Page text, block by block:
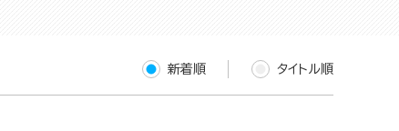
新着順 タイトル順